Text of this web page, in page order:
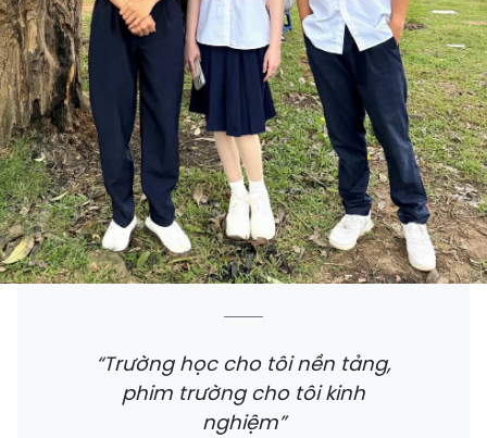
“Trường học cho tôi nền tảng,
phim trường cho tôi kinh
nghiệm”